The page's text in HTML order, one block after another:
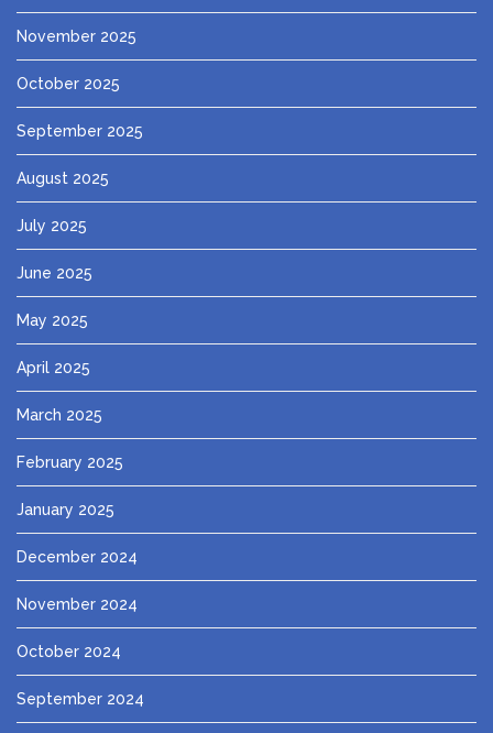
November 2025
October 2025
September 2025
August 2025
July 2025
June 2025
May 2025
April 2025
March 2025
February 2025
January 2025
December 2024
November 2024
October 2024
September 2024